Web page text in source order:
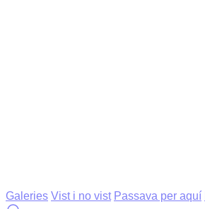
Galeries Vist i no vist Passava per aquí